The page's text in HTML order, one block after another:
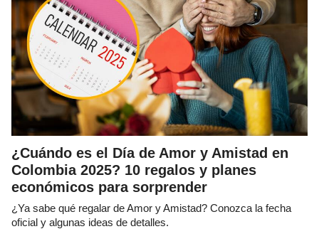
¿Cuándo es el Día de Amor y Amistad en
Colombia 2025? 10 regalos y planes
económicos para sorprender
¿Ya sabe qué regalar de Amor y Amistad? Conozca la fecha
oficial y algunas ideas de detalles.